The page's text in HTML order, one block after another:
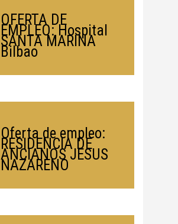
OFERTA DE
EMPLEO: Hospital
SANTA MARINA
Bilbao
Oferta de empleo:
RESIDENCIA DE
ANCIANOS JESUS
NAZARENO